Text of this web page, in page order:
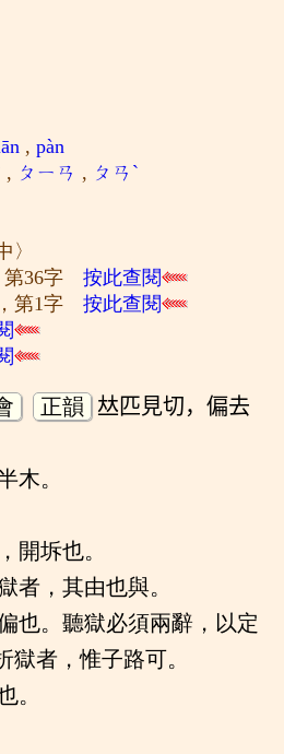
,pàn
, ㄆㄧㄢ , ㄆㄢˋ
第36字按此查閱
，第1字按此查閱
正韻
𠀤匹見切，偏去
木。
開坼也。
者，其由也與。
也。聽獄必須兩辭，以定
獄者，惟子路可。
。